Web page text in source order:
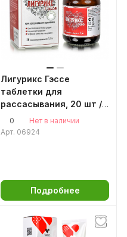
Лигурикс Гэссе
таблетки для
рассасывания, 20 шт /
снижение давления /
снятие головной боли /
0
Нет в наличии
Арт. 06924
Подробнее